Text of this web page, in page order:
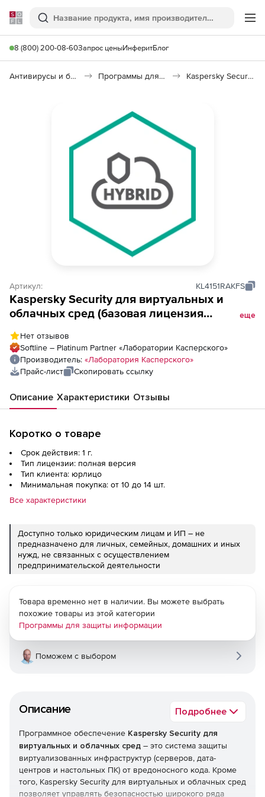
Softline
Поиск
8 (800) 200-08-60Запрос ценыИнферитБлог
Антивирусы и безопасность Программы для защиты информации Kaspersky Security для виртуальных и облачных сред
Артикул: KL4151RAKFS
Kaspersky Security для виртуальных и
облачных сред (базовая лицензия
виртуальных рабочих станций
еще
Нет отзывов
Softline – Platinum Partner «Лаборатории Касперского»
Производитель: «Лаборатория Касперского»
Прайс-лист
Скопировать ссылку
Описание Характеристики Отзывы
Коротко о товаре
Срок действия: 1 г.
Тип лицензии: полная версия
Тип клиента: юрлицо
Минимальная покупка: от 10 до 14 шт.
Все характеристики
Доступно только юридическим лицам и ИП – не
предназначено для личных, семейных, домашних и иных
нужд, не связанных с осуществлением
предпринимательской деятельности
Описание Подробнее
Программное обеспечение Kaspersky Security для
виртуальных и облачных сред – это система защиты
виртуализованных инфраструктур (серверов, дата-
центров и настольных ПК) от вредоносного кода. Кроме
того, Kaspersky Security для виртуальных и облачных сред
позволяет управлять безопасностью широкого ряда
Товара временно нет в наличии. Вы можете выбрать
похожие товары из этой категории
Программы для защиты информации
Поможем с выбором